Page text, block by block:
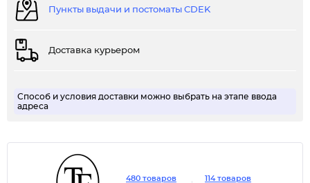
Пункты выдачи и постоматы CDEK
Доставка курьером
Способ и условия доставки можно выбрать на этапе ввода
адреса
480 товаров
114 товаров